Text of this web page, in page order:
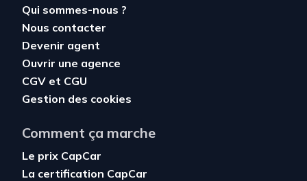
Qui sommes-nous ?
Nous contacter
Devenir agent
Ouvrir une agence
CGV et CGU
Gestion des cookies
Comment ça marche
Le prix CapCar
La certification CapCar